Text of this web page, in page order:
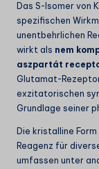
Das S-Isomer von
spezifischen
unentbehrlichen
wirkt als nem
aszpartát
Glutamat-
exzitatorischen
Grundlage seiner
Die kristalline
Reagenz für
umfassen unter